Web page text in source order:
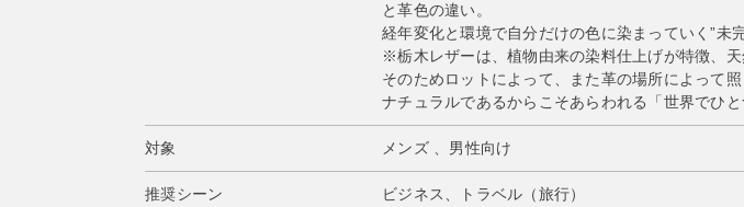
と革色の違い。
経年変化と環境で自分だけの色に染まっていく”未完
※栃木レザーは、植物由来の染料仕上げが特徴、
そのためロットによって、また革の場所によって
ナチュラルであるからこそあらわれる「世界でひ
対象 メンズ 、男性向け
推奨シーン ビジネス、トラベル（旅行）